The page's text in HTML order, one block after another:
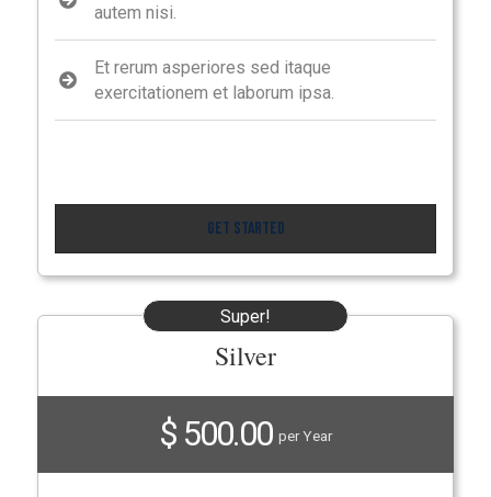
autem nisi.
Et rerum asperiores sed itaque
exercitationem et laborum ipsa.
Get Started
Super!
Silver
$ 500.00 per Year